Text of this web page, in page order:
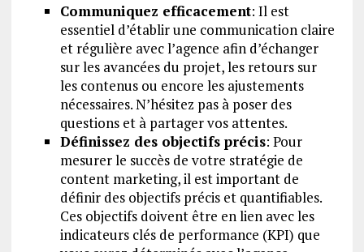
Communiquez efficacement: Il est
essentiel d’établir une communication claire
et régulière avec l’agence afin d’échanger
sur les avancées du projet, les retours sur
les contenus ou encore les ajustements
nécessaires. N’hésitez pas à poser des
questions et à partager vos attentes.
Définissez des objectifs précis: Pour
mesurer le succès de votre stratégie de
content marketing, il est important de
définir des objectifs précis et quantifiables.
Ces objectifs doivent être en lien avec les
indicateurs clés de performance (KPI) que